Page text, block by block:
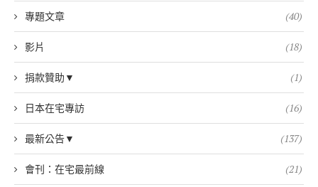
專題文章 (40)
影片 (18)
捐款贊助▼ (1)
日本在宅專訪 (16)
最新公告▼ (137)
會刊：在宅最前線 (21)